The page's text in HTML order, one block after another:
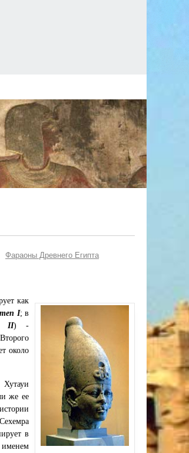
Фараоны Древнего Египта
как
I; в
II) -
около
же ее
в
именем